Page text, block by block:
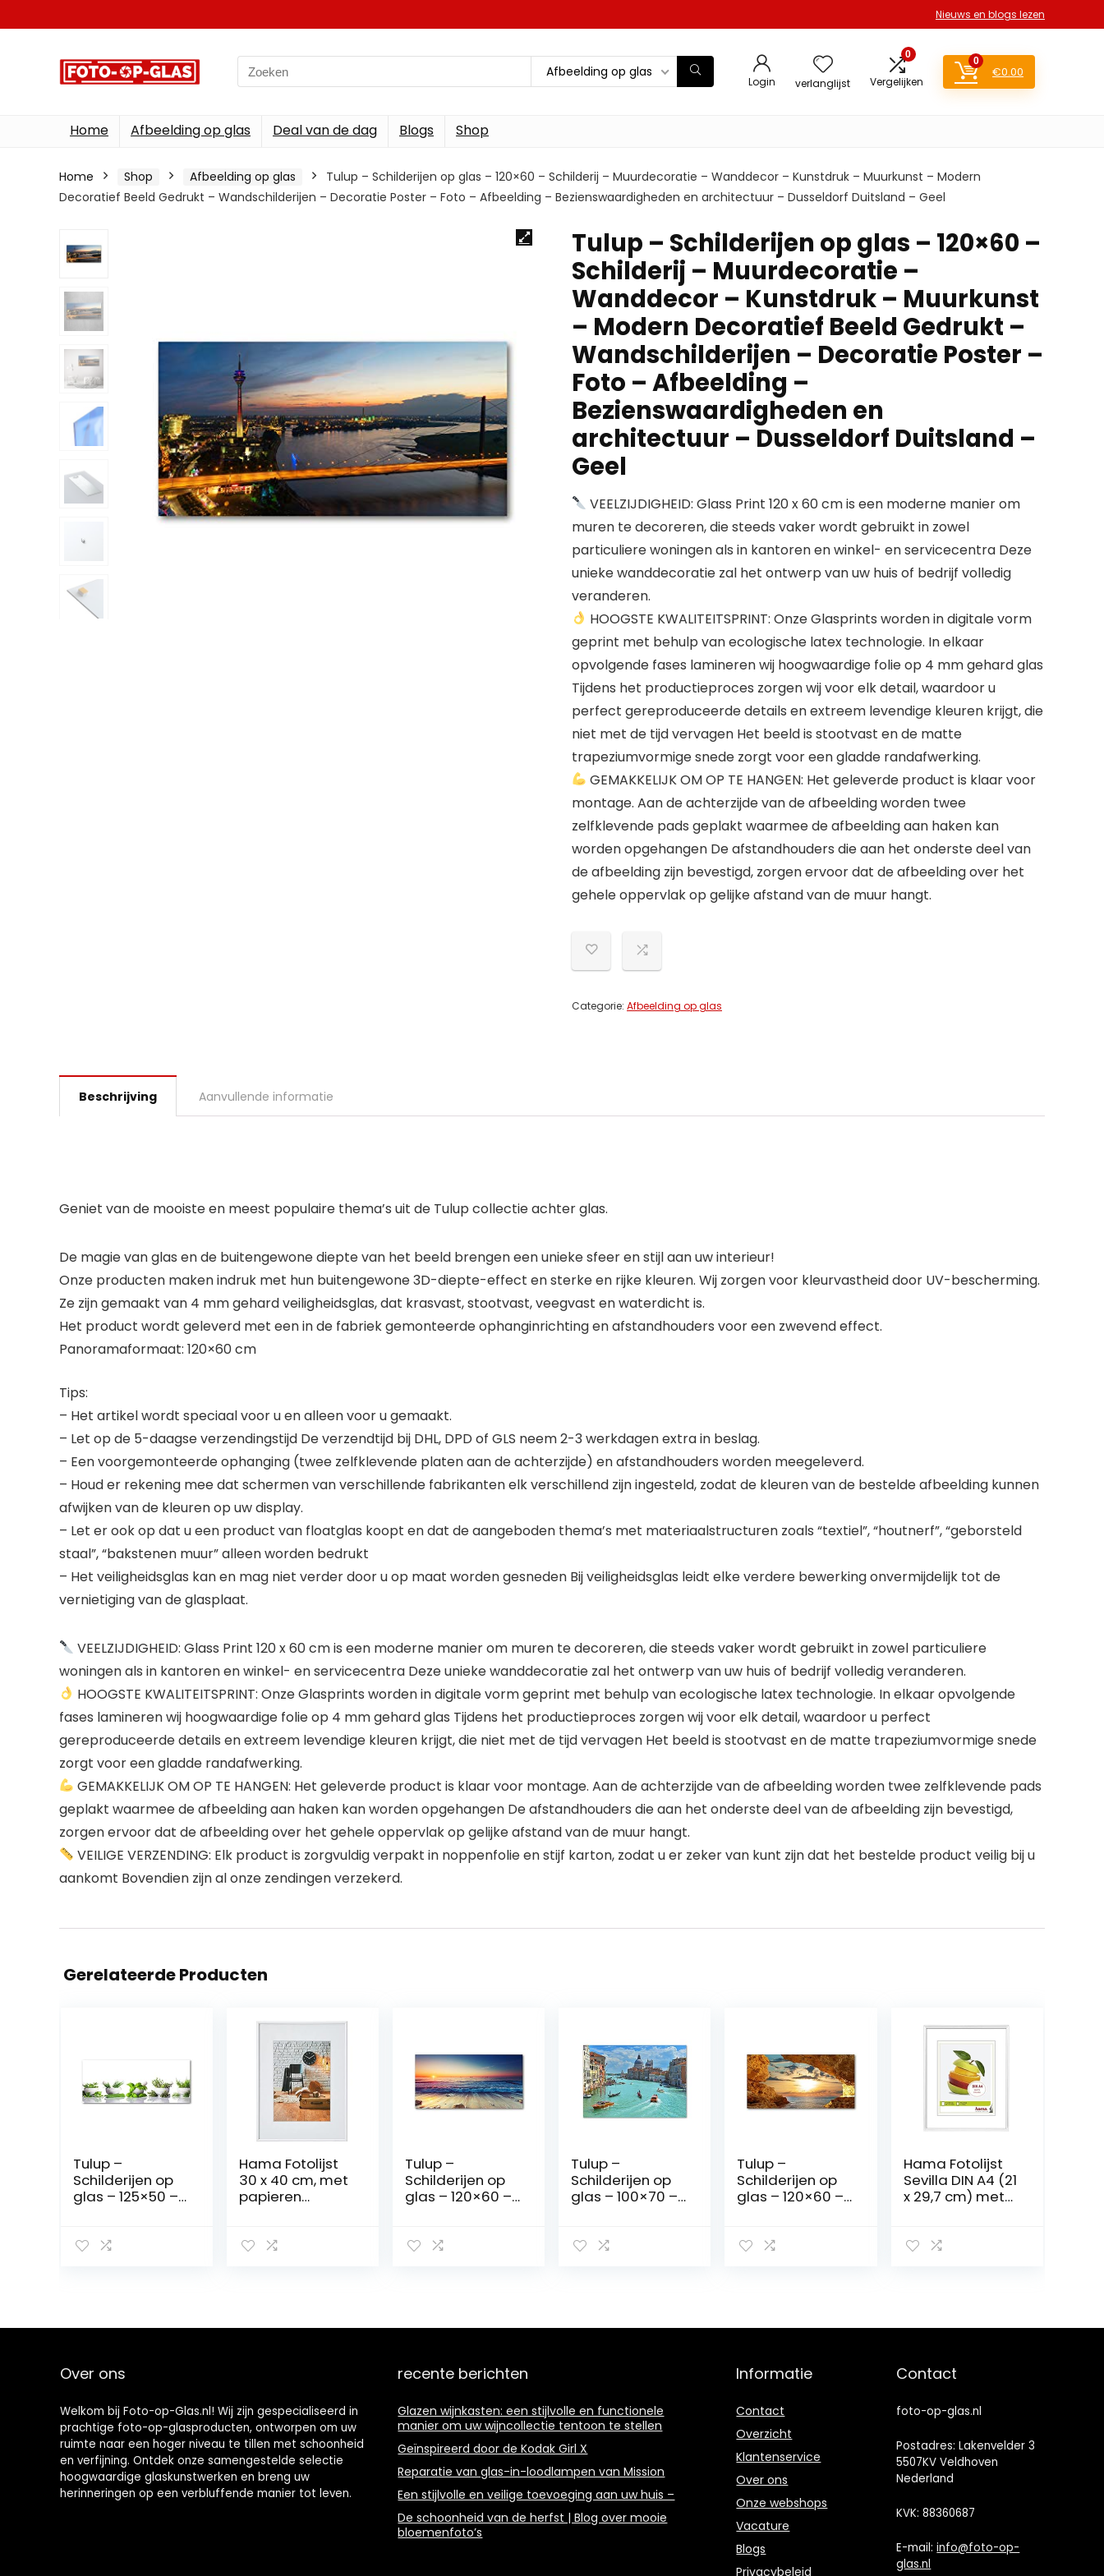
Nieuws en blogs lezen
Search
for:
Afbeelding op glas
Login verlanglijst
0
Vergelijken
0
€0.00
Home Afbeelding op glas Deal van de dag Blogs Shop
Home Shop Afbeelding op glas
Tulup – Schilderijen op glas – 120×60 – Schilderij – Muurdecoratie – Wanddecor – Kunstdruk – Muurkunst – Modern
Decoratief Beeld Gedrukt – Wandschilderijen – Decoratie Poster – Foto – Afbeelding – Bezienswaardigheden en architectuur – Dusseldorf Duitsland – Geel
Tulup – Schilderijen op glas – 120×60 –
Schilderij – Muurdecoratie –
Wanddecor – Kunstdruk – Muurkunst
– Modern Decoratief Beeld Gedrukt –
Wandschilderijen – Decoratie Poster –
Foto – Afbeelding –
Bezienswaardigheden en
architectuur – Dusseldorf Duitsland –
Geel
VEELZIJDIGHEID: Glass Print 120 x 60 cm is een moderne manier om
muren te decoreren, die steeds vaker wordt gebruikt in zowel
particuliere woningen als in kantoren en winkel- en servicecentra Deze
unieke wanddecoratie zal het ontwerp van uw huis of bedrijf volledig
veranderen.
HOOGSTE KWALITEITSPRINT: Onze Glasprints worden in digitale vorm
geprint met behulp van ecologische latex technologie. In elkaar
opvolgende fases lamineren wij hoogwaardige folie op 4 mm gehard glas
Tijdens het productieproces zorgen wij voor elk detail, waardoor u
perfect gereproduceerde details en extreem levendige kleuren krijgt, die
niet met de tijd vervagen Het beeld is stootvast en de matte
trapeziumvormige snede zorgt voor een gladde randafwerking.
GEMAKKELIJK OM OP TE HANGEN: Het geleverde product is klaar voor
montage. Aan de achterzijde van de afbeelding worden twee
zelfklevende pads geplakt waarmee de afbeelding aan haken kan
worden opgehangen De afstandhouders die aan het onderste deel van
de afbeelding zijn bevestigd, zorgen ervoor dat de afbeelding over het
gehele oppervlak op gelijke afstand van de muur hangt.
Categorie: Afbeelding op glas
Beschrijving Aanvullende informatie
Geniet van de mooiste en meest populaire thema’s uit de Tulup collectie achter glas.
De magie van glas en de buitengewone diepte van het beeld brengen een unieke sfeer en stijl aan uw interieur!
Onze producten maken indruk met hun buitengewone 3D-diepte-effect en sterke en rijke kleuren. Wij zorgen voor kleurvastheid door UV-bescherming.
Ze zijn gemaakt van 4 mm gehard veiligheidsglas, dat krasvast, stootvast, veegvast en waterdicht is.
Het product wordt geleverd met een in de fabriek gemonteerde ophanginrichting en afstandhouders voor een zwevend effect.
Panoramaformaat: 120×60 cm
Tips:
– Het artikel wordt speciaal voor u en alleen voor u gemaakt.
– Let op de 5-daagse verzendingstijd De verzendtijd bij DHL, DPD of GLS neem 2-3 werkdagen extra in beslag.
– Een voorgemonteerde ophanging (twee zelfklevende platen aan de achterzijde) en afstandhouders worden meegeleverd.
– Houd er rekening mee dat schermen van verschillende fabrikanten elk verschillend zijn ingesteld, zodat de kleuren van de bestelde afbeelding kunnen
afwijken van de kleuren op uw display.
– Let er ook op dat u een product van floatglas koopt en dat de aangeboden thema’s met materiaalstructuren zoals “textiel”, “houtnerf”, “geborsteld
staal”, “bakstenen muur” alleen worden bedrukt
– Het veiligheidsglas kan en mag niet verder door u op maat worden gesneden Bij veiligheidsglas leidt elke verdere bewerking onvermijdelijk tot de
vernietiging van de glasplaat.
VEELZIJDIGHEID: Glass Print 120 x 60 cm is een moderne manier om muren te decoreren, die steeds vaker wordt gebruikt in zowel particuliere
woningen als in kantoren en winkel- en servicecentra Deze unieke wanddecoratie zal het ontwerp van uw huis of bedrijf volledig veranderen.
HOOGSTE KWALITEITSPRINT: Onze Glasprints worden in digitale vorm geprint met behulp van ecologische latex technologie. In elkaar opvolgende
fases lamineren wij hoogwaardige folie op 4 mm gehard glas Tijdens het productieproces zorgen wij voor elk detail, waardoor u perfect
gereproduceerde details en extreem levendige kleuren krijgt, die niet met de tijd vervagen Het beeld is stootvast en de matte trapeziumvormige snede
zorgt voor een gladde randafwerking.
GEMAKKELIJK OM OP TE HANGEN: Het geleverde product is klaar voor montage. Aan de achterzijde van de afbeelding worden twee zelfklevende pads
geplakt waarmee de afbeelding aan haken kan worden opgehangen De afstandhouders die aan het onderste deel van de afbeelding zijn bevestigd,
zorgen ervoor dat de afbeelding over het gehele oppervlak op gelijke afstand van de muur hangt.
VEILIGE VERZENDING: Elk product is zorgvuldig verpakt in noppenfolie en stijf karton, zodat u er zeker van kunt zijn dat het bestelde product veilig bij u
aankomt Bovendien zijn al onze zendingen verzekerd.
Gerelateerde Producten
Tulup –
Schilderijen op
glas – 125×50 –
Wanddecor –
Beeld Gedrukt –
Poster – Foto –
Bloemen en
planten –
kruiden – Groen
Hama Fotolijst
30 x 40 cm, met
papieren
hoogwaardig
Tulup –
Schilderijen op
glas – 120×60 –
Wanddecor –
Beeld Gedrukt –
Poster – Foto –
Landschappen –
Sunrise naar de
zee – Oranje
Tulup –
Schilderijen op
glas – 100×70 –
Wanddecor –
Beeld Gedrukt –
Bezienswaardig
heden en
architectuur –
Venetië, Italië –
Blauw
Tulup –
Schilderijen op
glas – 120×60 –
Wanddecor –
Beeld Gedrukt –
Poster – Foto –
Landschappen –
Grotto door de
zee – Oranje
Hama Fotolijst
Sevilla DIN A4 (21
x 29,7 cm) met
15 x 20 cm,
Over ons
Welkom bij Foto-op-Glas.nl! Wij zijn gespecialiseerd in
prachtige foto-op-glasproducten, ontworpen om uw
ruimte naar een hoger niveau te tillen met schoonheid
en verfijning. Ontdek onze samengestelde selectie
hoogwaardige glaskunstwerken en breng uw
herinneringen op een verbluffende manier tot leven.
recente berichten
Glazen wijnkasten: een stijlvolle en functionele
manier om uw wijncollectie tentoon te stellen
Geïnspireerd door de Kodak Girl X
Reparatie van glas-in-loodlampen van Mission
Een stijlvolle en veilige toevoeging aan uw huis –
De schoonheid van de herfst | Blog over mooie
bloemenfoto’s
Informatie
Contact
Overzicht
Klantenservice
Over ons
Onze webshops
Vacature
Blogs
Privacybeleid
Contact
foto-op-glas.nl
Postadres: Lakenvelder 3
5507KV Veldhoven
Nederland
KVK: 88360687
E-mail:info@foto-op-
glas.nl